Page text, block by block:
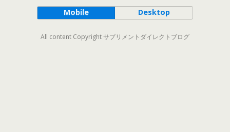
Mobile Desktop
All content Copyright サプリメントダイレクトブログ